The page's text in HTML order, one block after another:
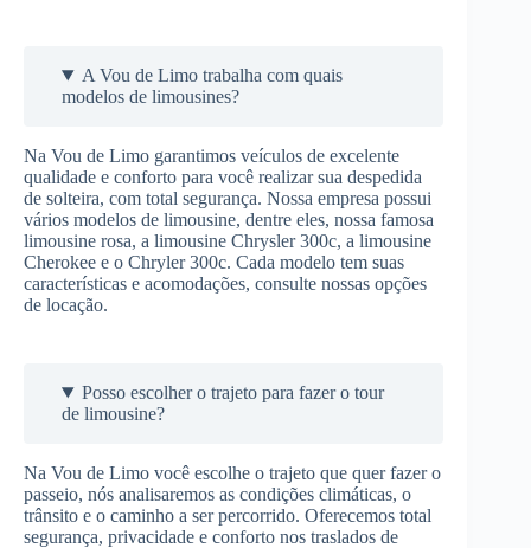
A Vou de Limo trabalha com quais
modelos de limousines?
Na Vou de Limo garantimos veículos de excelente
qualidade e conforto para você realizar sua despedida
de solteira, com total segurança. Nossa empresa possui
vários modelos de limousine, dentre eles, nossa famosa
limousine rosa, a limousine Chrysler 300c, a limousine
Cherokee e o Chryler 300c. Cada modelo tem suas
características e acomodações, consulte nossas opções
de locação.
Posso escolher o trajeto para fazer o tour
de limousine?
Na Vou de Limo você escolhe o trajeto que quer fazer o
passeio, nós analisaremos as condições climáticas, o
trânsito e o caminho a ser percorrido. Oferecemos total
segurança, privacidade e conforto nos traslados de